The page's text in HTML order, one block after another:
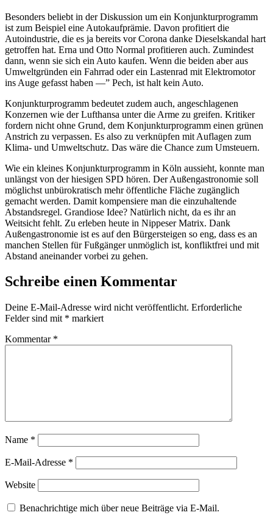
Besonders beliebt in der Diskussion um ein Konjunkturprogramm
ist zum Beispiel eine Autokaufprämie. Davon profitiert die
Autoindustrie, die es ja bereits vor Corona danke Dieselskandal hart
getroffen hat. Erna und Otto Normal profitieren auch. Zumindest
dann, wenn sie sich ein Auto kaufen. Wenn die beiden aber aus
Umweltgründen ein Fahrrad oder ein Lastenrad mit Elektromotor
ins Auge gefasst haben —” Pech, ist halt kein Auto.
Konjunkturprogramm bedeutet zudem auch, angeschlagenen
Konzernen wie der Lufthansa unter die Arme zu greifen. Kritiker
fordern nicht ohne Grund, dem Konjunkturprogramm einen grünen
Anstrich zu verpassen. Es also zu verknüpfen mit Auflagen zum
Klima- und Umweltschutz. Das wäre die Chance zum Umsteuern.
Wie ein kleines Konjunkturprogramm in Köln aussieht, konnte man
unlängst von der hiesigen SPD hören. Der Außengastronomie soll
möglichst unbürokratisch mehr öffentliche Fläche zugänglich
gemacht werden. Damit kompensiere man die einzuhaltende
Abstandsregel. Grandiose Idee? Natürlich nicht, da es ihr an
Weitsicht fehlt. Zu erleben heute in Nippeser Matrix. Dank
Außengastronomie ist es auf den Bürgersteigen so eng, dass es an
manchen Stellen für Fußgänger unmöglich ist, konfliktfrei und mit
Abstand aneinander vorbei zu gehen.
Schreibe einen Kommentar
Deine E-Mail-Adresse wird nicht veröffentlicht. Erforderliche
Felder sind mit * markiert
Kommentar *
Name *
E-Mail-Adresse *
Website
Benachrichtige mich über neue Beiträge via E-Mail.